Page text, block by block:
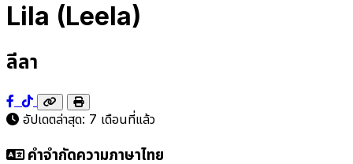
Lila (Leela)
ลีลา
อัปเดตล่าสุด: 7 เดือนที่แล้ว
คำจำกัดความภาษาไทย